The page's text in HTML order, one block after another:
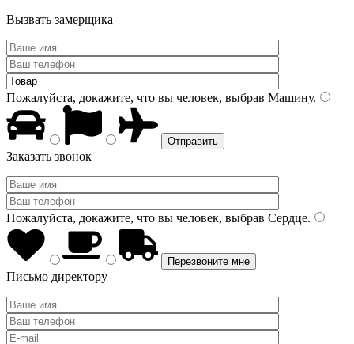
Вызвать замерщика
Пожалуйста, докажите, что вы человек, выбрав Машину.
Заказать звонок
Пожалуйста, докажите, что вы человек, выбрав Сердце.
Письмо директору